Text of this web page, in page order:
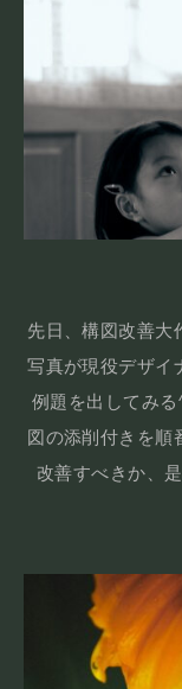
先日、構図改善大
写真が現役デザイ
例題を出してみ
図の添削付きを順
改善すべきか、